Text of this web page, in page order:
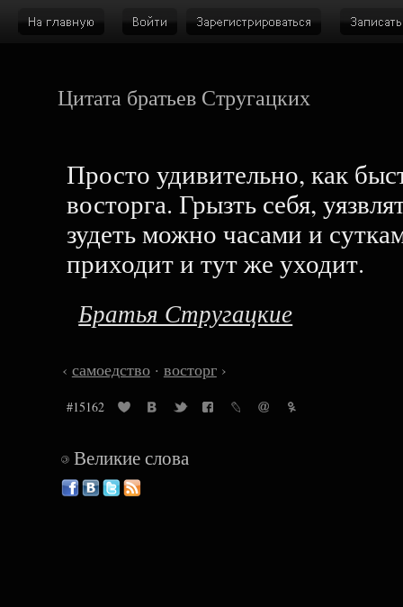
Цитата братьев Стругацких
Просто удивительно, как
восторга. Грызть себя,
зудеть можно часами и
приходит и тут же уходит.
Братья Стругацкие
‹ самоедство· восторг›
#15162
©Великие слова